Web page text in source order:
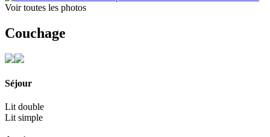
Voir toutes les photos
Couchage
Séjour
Lit double
Lit simple